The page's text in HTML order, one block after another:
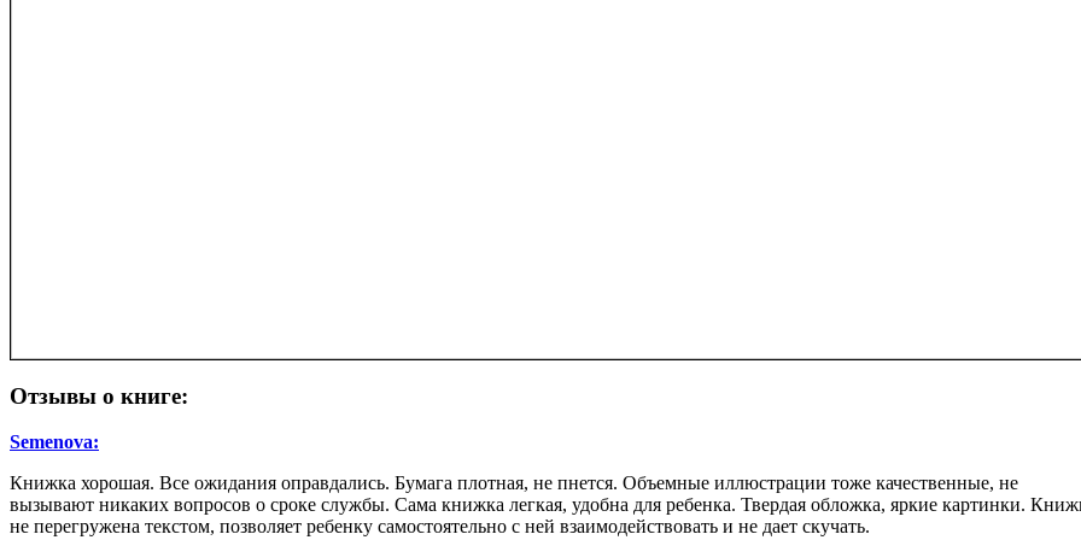
Отзывы о книге:
Semenova:
Книжка хорошая. Все ожидания оправдались. Бумага плотная, не пнется. Объемные иллюстрации тоже качественные, не
вызывают никаких вопросов о сроке службы. Сама книжка легкая, удобна для ребенка. Твердая обложка, яркие картинки.
не перегружена текстом, позволяет ребенку самостоятельно с ней взаимодействовать и не дает скучать.